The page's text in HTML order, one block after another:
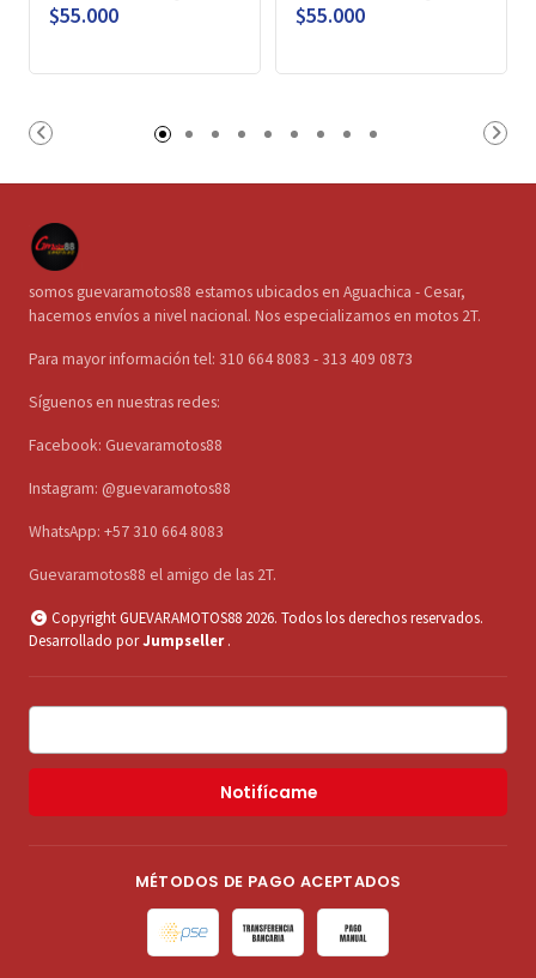
$55.000 $55.000
somos guevaramotos88 estamos ubicados en Aguachica - Cesar,
hacemos envíos a nivel nacional. Nos especializamos en motos 2T.
Para mayor información tel: 310 664 8083 - 313 409 0873
Síguenos en nuestras redes:
Facebook: Guevaramotos88
Instagram: @guevaramotos88
WhatsApp: +57 310 664 8083
Guevaramotos88 el amigo de las 2T.
Copyright GUEVARAMOTOS88 2026. Todos los derechos reservados.
Desarrollado porJumpseller .
Notifícame
MÉTODOS DE PAGO ACEPTADOS